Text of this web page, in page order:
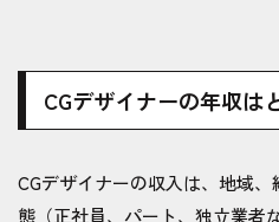
CGデザイナーの年収は
CGデザイナーの収入は、地域
態（正社員、パート、独立業者